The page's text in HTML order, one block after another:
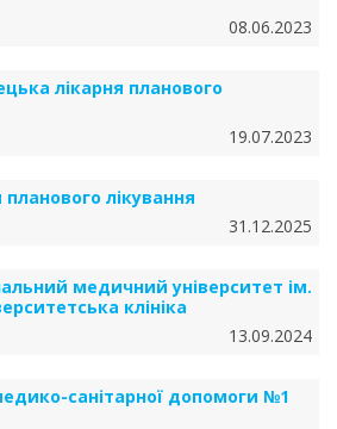
08.06.2023
лікарня планового
19.07.2023
лікування
31.12.2025
медичний університет ім.
клініка
13.09.2024
санітарної допомоги №1